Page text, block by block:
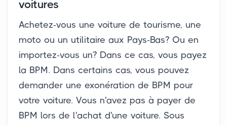
voitures
Achetez-vous une voiture de tourisme, une
moto ou un utilitaire aux Pays-Bas? Ou en
importez-vous un? Dans ce cas, vous payez
la BPM. Dans certains cas, vous pouvez
demander une exonération de BPM pour
votre voiture. Vous n'avez pas à payer de
BPM lors de l'achat d'une voiture. Sous